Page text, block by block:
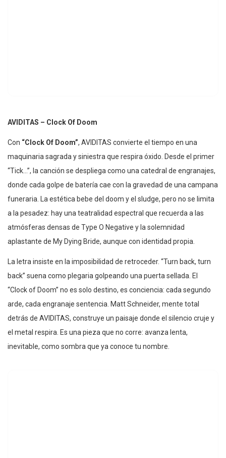
AVIDITAS – Clock Of Doom
Con “Clock Of Doom”, AVIDITAS convierte el tiempo en una
maquinaria sagrada y siniestra que respira óxido. Desde el primer
“Tick…”, la canción se despliega como una catedral de engranajes,
donde cada golpe de batería cae con la gravedad de una campana
funeraria. La estética bebe del doom y el sludge, pero no se limita
a la pesadez: hay una teatralidad espectral que recuerda a las
atmósferas densas de Type O Negative y la solemnidad
aplastante de My Dying Bride, aunque con identidad propia.
La letra insiste en la imposibilidad de retroceder. “Turn back, turn
back” suena como plegaria golpeando una puerta sellada. El
“Clock of Doom” no es solo destino, es conciencia: cada segundo
arde, cada engranaje sentencia. Matt Schneider, mente total
detrás de AVIDITAS, construye un paisaje donde el silencio cruje y
el metal respira. Es una pieza que no corre: avanza lenta,
inevitable, como sombra que ya conoce tu nombre.